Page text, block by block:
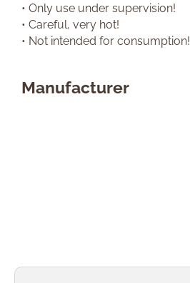
• Only use under supervision!
• Careful, very hot!
• Not intended for consumption!
Manufacturer